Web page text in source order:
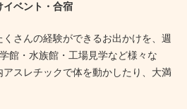
イベント・合宿
さんの経験ができるお出かけを、週
館・水族館・工場見学など様々な
アスレチックで体を動かしたり、大満